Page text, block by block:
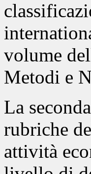
volume
Metodi e
La
rubriche
attività